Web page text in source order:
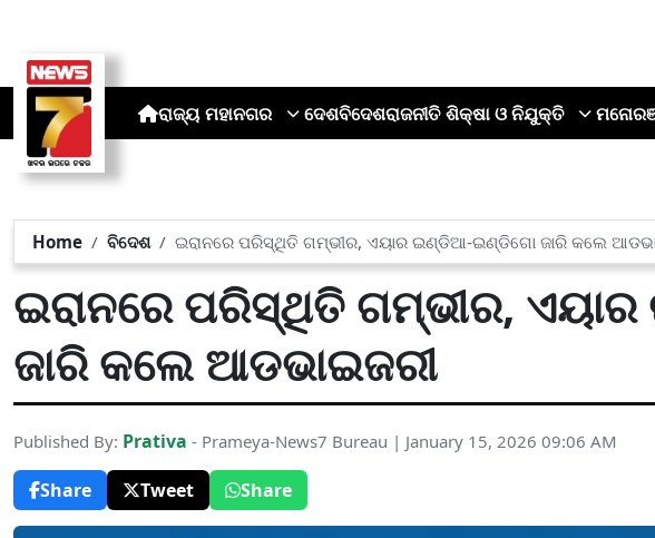
ରାଜ୍ୟ ମହାନଗର ଦେଶବିଦେଶରାଜନୀତି ଶିକ୍ଷା ଓ ନିଯୁକ୍ତି
Home ବିଦେଶ ଇରାନରେ ପରିସ୍ଥିତି ଗମ୍ଭୀର, ଏୟାର ଇଣ୍ଡିଆ-ଇଣ୍ଡିଗୋ ଜାରି କଲେ
ଇରାନରେ ପରିସ୍ଥିତି ଗମ୍ଭୀର,
ଜାରି କଲେ ଆଡଭାଇଜରୀ
Published By: Prativa - Prameya-News7 Bureau | January 15, 2026 09:06 AM
Share
Tweet Share